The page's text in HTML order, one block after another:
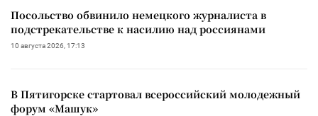
Посольство обвинило немецкого журналиста в
подстрекательстве к насилию над россиянами
10 августа 2026, 17:13
В Пятигорске стартовал всероссийский молодежный
форум «Машук»